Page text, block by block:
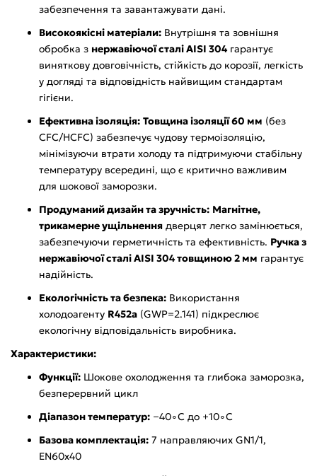
забезпечення та завантажувати дані.
Високоякісні матеріали: Внутрішня та зовнішня
обробка з нержавіючої сталі AISI 304гарантує
виняткову довговічність, стійкість до корозії, легкість
у догляді та відповідність найвищим стандартам
гігієни.
Ефективна ізоляція: Товщина ізоляції 60 мм (без
CFC/HCFC) забезпечує чудову термоізоляцію,
мінімізуючи втрати холоду та підтримуючи стабільну
температуру всередині, що є критично важливим
для шокової заморозки.
Продуманий дизайн та зручність: Магнітне,
трикамерне ущільнення дверцят легко замінюється,
забезпечуючи герметичність та ефективність. Ручка з
нержавіючої сталі AISI 304 товщиною 2 мм гарантує
надійність.
Екологічність та безпека: Використання
холодоагенту R452a (GWP=2.141) підкреслює
екологічну відповідальність виробника.
Характеристики:
Функції: Шокове охолодження та глибока заморозка,
безперервний цикл
Діапазон температур: −40∘C до +10∘C
Базова комплектація: 7 направляючих GN1/1,
EN60x40